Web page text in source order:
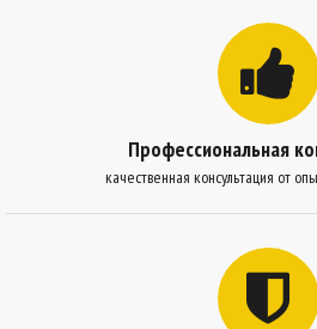
Профессиональная
качественная консультация от